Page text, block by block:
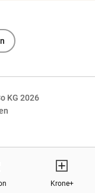
KG 2026
Krone+